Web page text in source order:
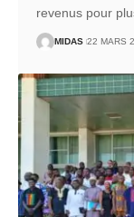
revenus pour
MIDAS 22 MARS